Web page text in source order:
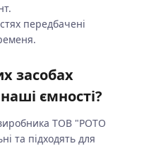
передбачені
засобах
ємності?
виробника ТОВ "РОТО
та підходять для